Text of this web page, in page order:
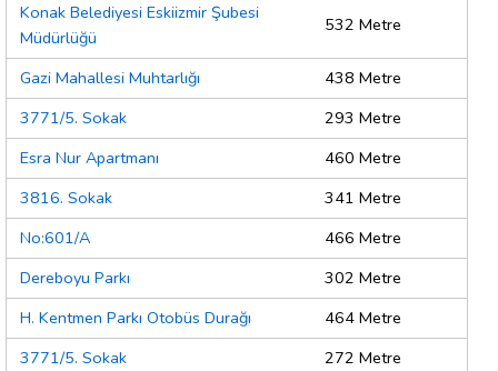
Konak Belediyesi Eskiizmir Şubesi
Müdürlüğü
532 Metre
Gazi Mahallesi Muhtarlığı
438 Metre
3771/5. Sokak
293 Metre
Esra Nur Apartmanı
460 Metre
3816. Sokak
341 Metre
No:601/A
466 Metre
Dereboyu Parkı
302 Metre
H. Kentmen Parkı Otobüs Durağı
464 Metre
3771/5. Sokak
272 Metre